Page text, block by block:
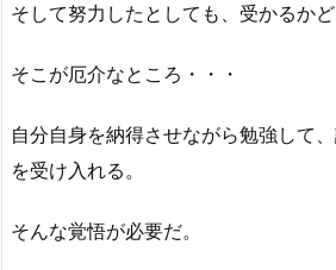
そして努力したとしても、受かるかど
そこが厄介なところ・・・
自分自身を納得させながら勉強して
を受け入れる。
そんな覚悟が必要だ。